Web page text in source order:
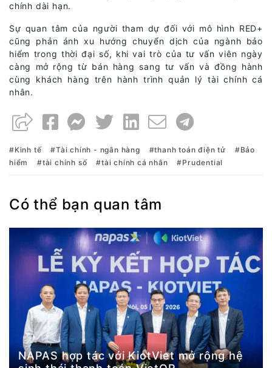
chính dài hạn.
Sự quan tâm của người tham dự đối với mô hình RED+
cũng phản ánh xu hướng chuyển dịch của ngành bảo
hiểm trong thời đại số, khi vai trò của tư vấn viên ngày
càng mở rộng từ bán hàng sang tư vấn và đồng hành
cùng khách hàng trên hành trình quản lý tài chính cá
nhân.
Kinh tế Tài chính - ngân hàng thanh toán điện tử
Bảo
hiểm
tài chính số tài chính cá nhân Prudential
Có thể bạn quan tâm
NAPAS hợp tác với KiotViet mở rộng hệ